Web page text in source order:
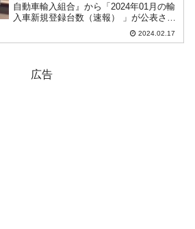
自動車輸入組合』から「2024年01月の輸
入車新規登録台数（速報） 」が公表され
ました。当月、日本に再上陸した韓国
『現代自動車』の結果は以下のようにな
2024.02.17
広告